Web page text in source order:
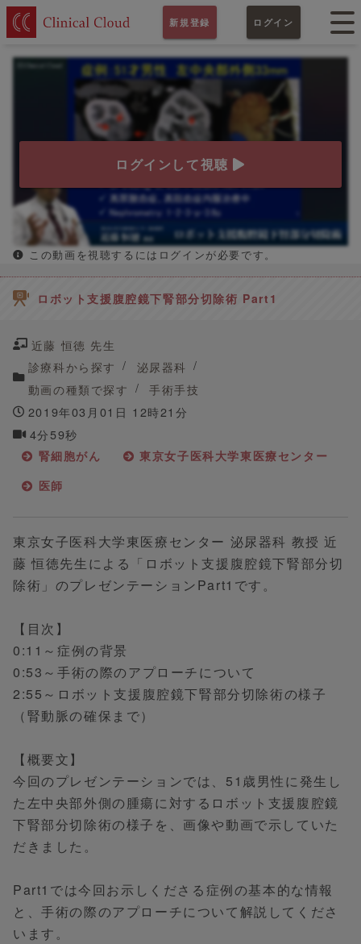
新規登録 ログイン
ログインして視聴
この動画を視聴するにはログインが必要です。
ロボット支援腹腔鏡下腎部分切除術 Part1
近藤 恒徳 先生
診療科から探す
泌尿器科
動画の種類で探す
手術手技
2019年03月01日 12時21分
4分59秒
腎細胞がん
東京女子医科大学東医療センター
医師
東京女子医科大学東医療センター 泌尿器科 教授 近
藤 恒徳先生による「ロボット支援腹腔鏡下腎部分切
除術」のプレゼンテーションPart1です。
【目次】
0:11～症例の背景
0:53～手術の際のアプローチについて
2:55～ロボット支援腹腔鏡下腎部分切除術の様子
（腎動脈の確保まで）
【概要文】
今回のプレゼンテーションでは、51歳男性に発生し
た左中央部外側の腫瘍に対するロボット支援腹腔鏡
下腎部分切除術の様子を、画像や動画で示していた
だきました。
Part1では今回お示しくださる症例の基本的な情報
と、手術の際のアプローチについて解説してくださ
います。